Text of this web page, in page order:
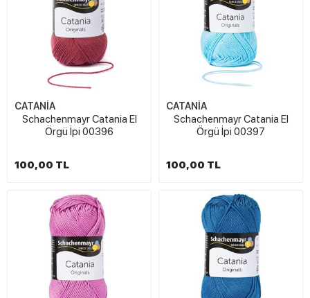
CATANİA
Schachenmayr Catania El
Örgü İpi 00396
100,00 TL
CATANİA
Schachenmayr Catania El
Örgü İpi 00397
100,00 TL